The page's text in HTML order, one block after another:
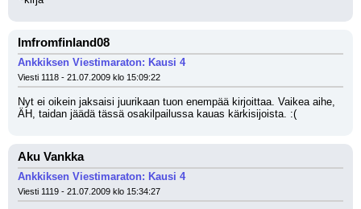
Imfromfinland08
Ankkiksen Viestimaraton: Kausi 4
Viesti 1118 - 21.07.2009 klo 15:09:22
Nyt ei oikein jaksaisi juurikaan tuon enempää kirjoittaa. Vaikea aihe,
ÄH, taidan jäädä tässä osakilpailussa kauas kärkisijoista. :(
Aku Vankka
Ankkiksen Viestimaraton: Kausi 4
Viesti 1119 - 21.07.2009 klo 15:34:27